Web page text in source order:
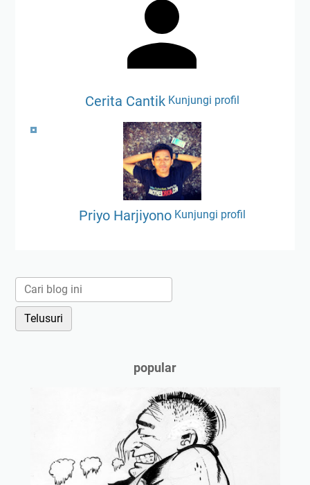
Cerita CantikKunjungi profil
Priyo HarjiyonoKunjungi profil
popular